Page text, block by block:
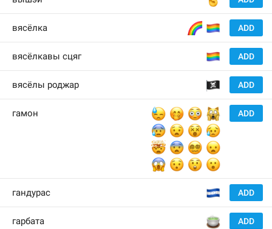
ADD
🌈
🏳️‍🌈
вясёлка
ADD
🏳️‍🌈
вясёлкавы сцяг
ADD
🏴‍☠️
вясёлы роджар
ADD
😓
🤭
😳
🙀
😰
😧
😵
😥
🤯
😨
😵‍💫
😦
😱
😯
😲
😮
гамон
ADD
гандурас
ADD
🍵
гарбата